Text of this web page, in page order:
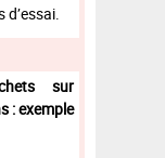
d’essai.
sur
: exemple